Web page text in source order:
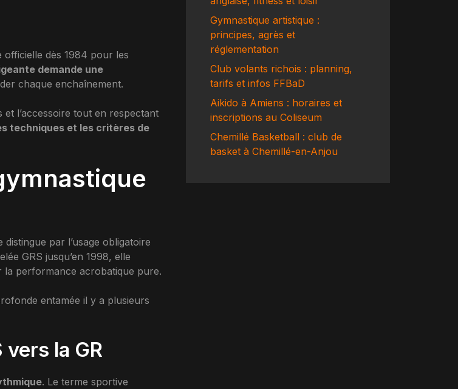
officielle dès 1984 pour les
demande une
chaque enchaînement.
l’accessoire tout en respectant
techniques et les critères de
par l’usage obligatoire
GRS jusqu’en 1998, elle
la performance acrobatique pure.
entamée il y a plusieurs
la GR
. Le terme sportive
Gymnastique artistique :
principes, agrès et
réglementation
Club volants richois : planning,
tarifs et infos FFBaD
Aikido à Amiens : horaires et
inscriptions au Coliseum
Chemillé Basketball : club de
basket à Chemillé-en-Anjou